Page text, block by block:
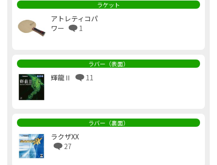
ラケット
アトレティコパ
ワー
1
ラバー（表面）
輝龍Ⅱ 11
ラバー（裏面）
ラクザXX
27